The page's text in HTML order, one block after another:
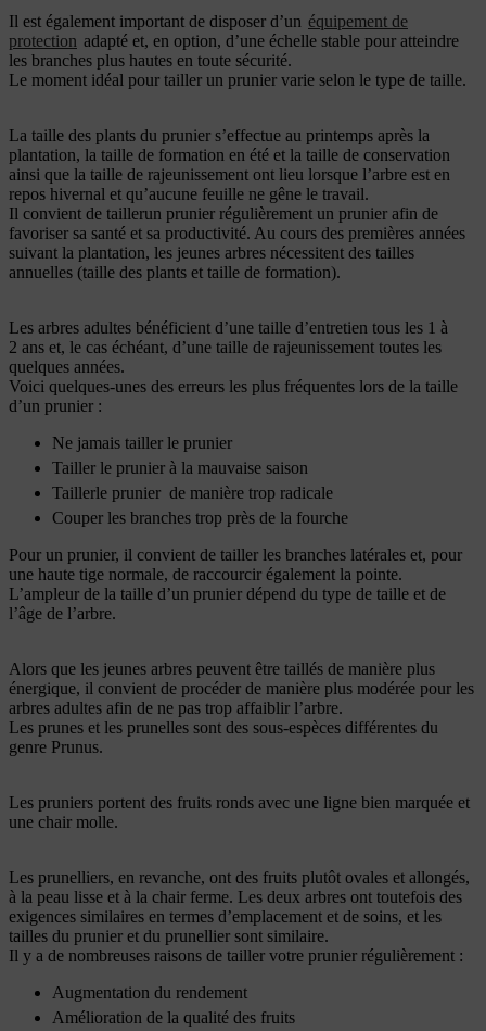
Il est également important de disposer d’un équipement de
protection adapté et, en option, d’une échelle stable pour atteindre
les branches plus hautes en toute sécurité.
Le moment idéal pour tailler un prunier varie selon le type de taille.
La taille des plants du prunier s’effectue au printemps après la
plantation, la taille de formation en été et la taille de conservation
ainsi que la taille de rajeunissement ont lieu lorsque l’arbre est en
repos hivernal et qu’aucune feuille ne gêne le travail.
Il convient de taillerun prunier régulièrement un prunier afin de
favoriser sa santé et sa productivité. Au cours des premières années
suivant la plantation, les jeunes arbres nécessitent des tailles
annuelles (taille des plants et taille de formation).
Les arbres adultes bénéficient d’une taille d’entretien tous les 1 à
2 ans et, le cas échéant, d’une taille de rajeunissement toutes les
quelques années.
Voici quelques-unes des erreurs les plus fréquentes lors de la taille
d’un prunier :
Ne jamais tailler le prunier
Tailler le prunier à la mauvaise saison
Taillerle prunier de manière trop radicale
Couper les branches trop près de la fourche
Pour un prunier, il convient de tailler les branches latérales et, pour
une haute tige normale, de raccourcir également la pointe.
L’ampleur de la taille d’un prunier dépend du type de taille et de
l’âge de l’arbre.
Alors que les jeunes arbres peuvent être taillés de manière plus
énergique, il convient de procéder de manière plus modérée pour les
arbres adultes afin de ne pas trop affaiblir l’arbre.
Les prunes et les prunelles sont des sous-espèces différentes du
genre Prunus.
Les pruniers portent des fruits ronds avec une ligne bien marquée et
une chair molle.
Les prunelliers, en revanche, ont des fruits plutôt ovales et allongés,
à la peau lisse et à la chair ferme. Les deux arbres ont toutefois des
exigences similaires en termes d’emplacement et de soins, et les
tailles du prunier et du prunellier sont similaire.
Il y a de nombreuses raisons de tailler votre prunier régulièrement :
Augmentation du rendement
Amélioration de la qualité des fruits